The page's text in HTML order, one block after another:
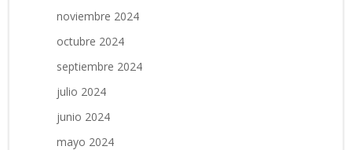
noviembre 2024
octubre 2024
septiembre 2024
julio 2024
junio 2024
mayo 2024